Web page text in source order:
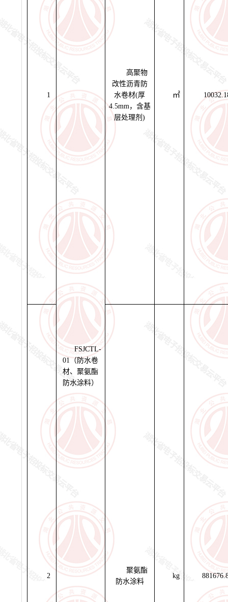
1
FSJCTL-
01（防水卷
材、聚氨酯
防水涂料）
高聚物
改性沥青防
水卷材(厚
4.5mm，含基
层处理剂)
㎡
2
聚氨酯
防水涂料
kg